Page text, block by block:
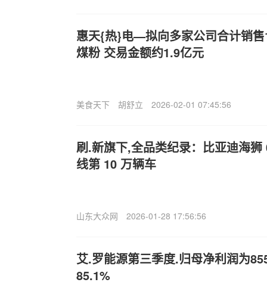
惠天{热}电—拟向多家公司合计销
煤粉 交易金额约1.9亿元
美食天下 胡舒立 2026-02-01 07:45:56
刷.新旗下,全品类纪录：比亚迪海
线第 10 万辆车
山东大众网 2026-01-28 17:56:56
艾.罗能源第三季度.归母净利润为
85.1%